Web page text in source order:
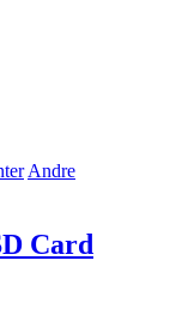
Andre
Card